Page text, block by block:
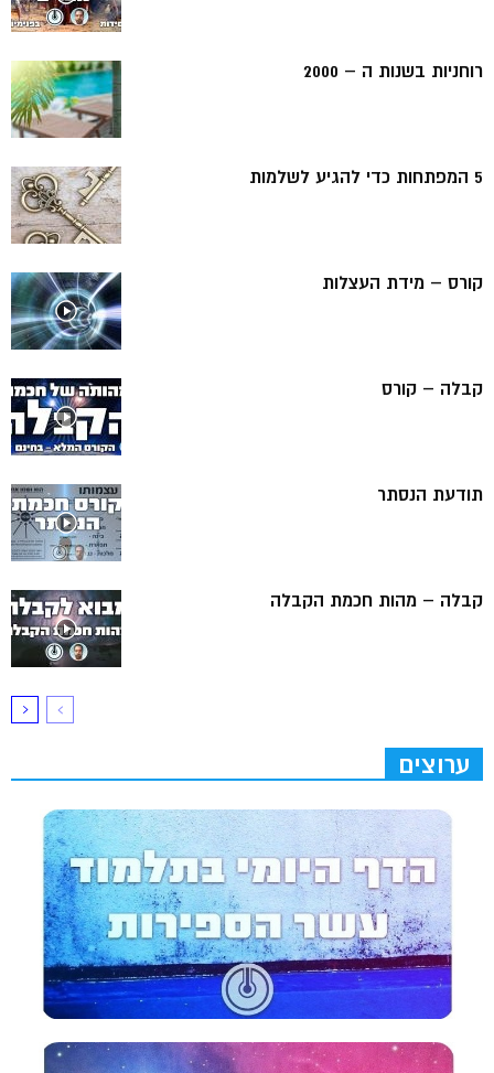
רוחניות בשנות ה – 2000
5 המפתחות כדי להגיע לשלמות
קורס – מידת העצלות
קבלה – קורס
תודעת הנסתר
קבלה – מהות חכמת הקבלה
ערוצים